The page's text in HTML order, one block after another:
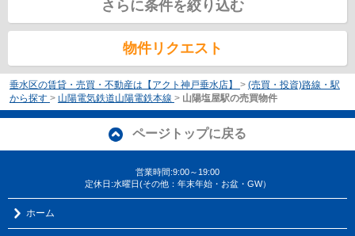
さらに条件を絞り込む
物件リクエスト
垂水区の賃貸・売買・不動産は【アクト神戸垂水店】 > (売買・投資)路線・駅
から探す > 山陽電気鉄道山陽電鉄本線 > 山陽塩屋駅の売買物件
ページトップに戻る
営業時間:9:00～19:00
定休日:水曜日(その他：年末年始・お盆・GW）
ホーム